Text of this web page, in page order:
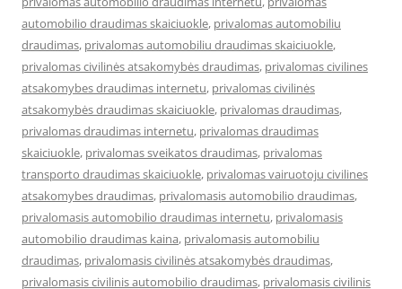
automobilio draudimas skaiciuokle, privalomas automobiliu
draudimas, privalomas automobiliu draudimas skaiciuokle,
privalomas civilinės atsakomybės draudimas, privalomas civilines
atsakomybes draudimas internetu, privalomas civilinės
atsakomybės draudimas skaiciuokle, privalomas draudimas,
privalomas draudimas internetu, privalomas draudimas
skaiciuokle, privalomas sveikatos draudimas, privalomas
transporto draudimas skaiciuokle, privalomas vairuotoju civilines
atsakomybes draudimas, privalomasis automobilio draudimas,
privalomasis automobilio draudimas internetu, privalomasis
automobilio draudimas kaina, privalomasis automobiliu
draudimas, privalomasis civilinės atsakomybės draudimas,
privalomasis civilinis automobilio draudimas, privalomasis civilinis